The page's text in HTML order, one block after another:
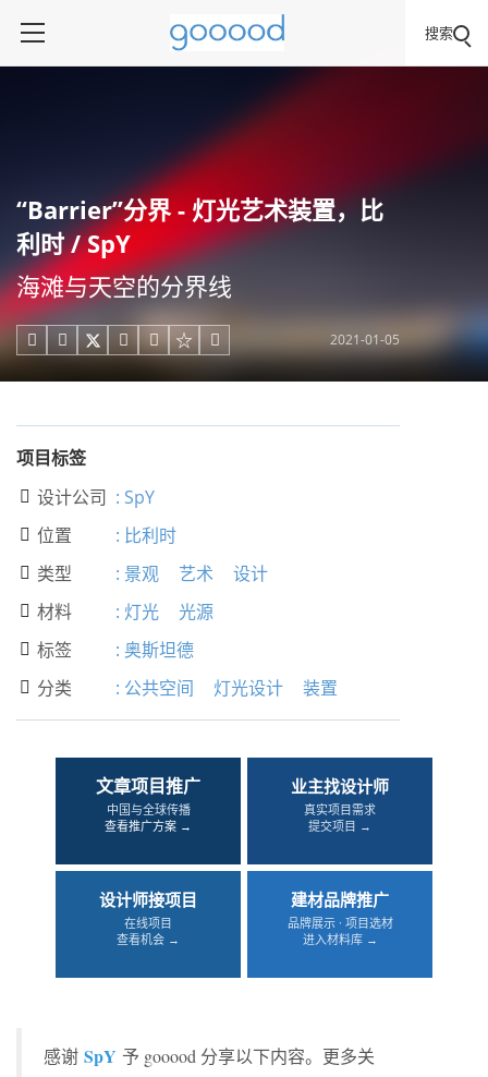
搜索
“Barrier”分界 - 灯光艺术装置，比
利时 / SpY
海滩与天空的分界线
     2021-01-05
项目标签
 设计公司 : SpY
 位置 : 比利时
 类型 : 景观 艺术 设计
 材料 : 灯光 光源
 标签 : 奥斯坦德
 分类 : 公共空间 灯光设计 装置
文章项目推广
中国与全球传播
查看推广方案 →
业主找设计师
真实项目需求
提交项目 →
设计师接项目
在线项目
查看机会 →
建材品牌推广
品牌展示 · 项目选材
进入材料库 →
感谢 SpY 予 gooood 分享以下内容。更多关